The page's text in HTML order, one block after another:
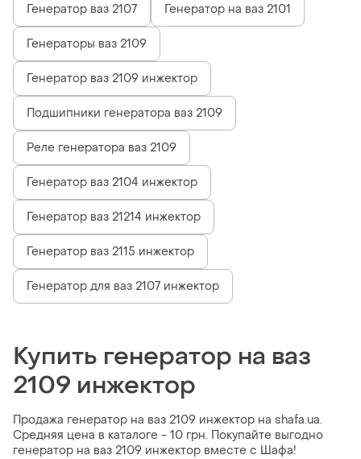
Генератор ваз 2107 Генератор на ваз 2101
Генераторы ваз 2109
Генератор ваз 2109 инжектор
Подшипники генератора ваз 2109
Реле генератора ваз 2109
Генератор ваз 2104 инжектор
Генератор ваз 21214 инжектор
Генератор ваз 2115 инжектор
Генератор для ваз 2107 инжектор
Купить генератор на ваз
2109 инжектор
Продажа генератор на ваз 2109 инжектор на shafa.ua.
Средняя цена в каталоге - 10 грн. Покупайте выгодно
генератор на ваз 2109 инжектор вместе с Шафа!